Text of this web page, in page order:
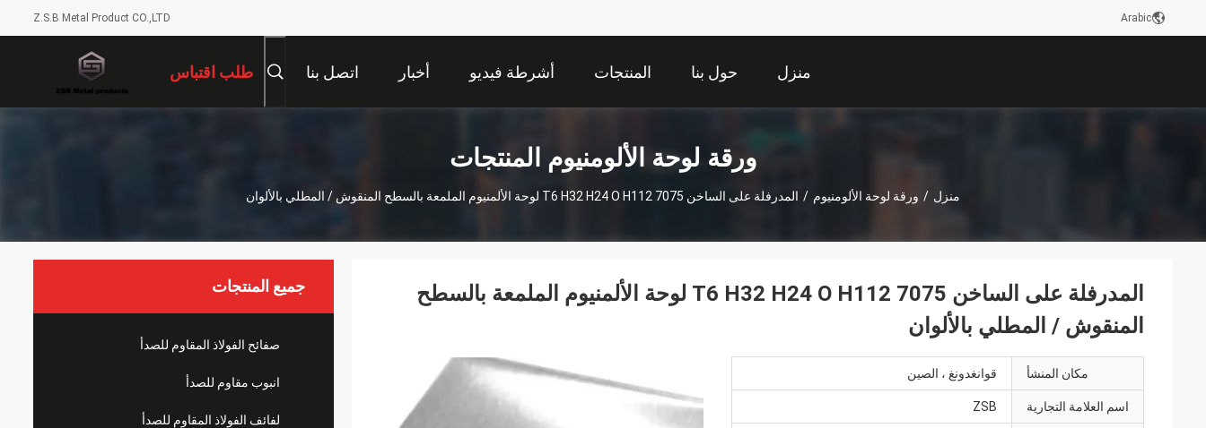
Z.S.B Metal Product CO.,LTD Arabic
منزل حول بنا المنتجات أشرطة فيديو أخبار اتصل بنا طلب اقتباس
ورقة لوحة الألومنيوم المنتجات
منزل / ورقة لوحة الألومنيوم / المدرفلة على الساخن 7075 T6 H32 H24 O H112 لوحة الألمنيوم الملمعة بالسطح المنقوش / المطلي بالألوان
جميع المنتجات
صفائح الفولاذ المقاوم للصدأ
انبوب مقاوم للصدأ
لفائف الفولاذ المقاوم للصدأ
المدرفلة على الساخن 7075 T6 H32 H24 O H112 لوحة الألمنيوم الملمعة بالسطح
المنقوش / المطلي بالألوان
مكان المنشأ قوانغدونغ ، الصين
اسم العلامة التجارية ZSB